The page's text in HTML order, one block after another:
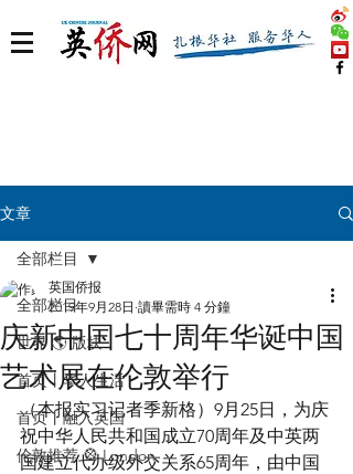
文章
全部栏目
世界 🌎 版块
首页丨华人生活
首页丨融入英国
伦敦推荐 🎡 London
全部栏目
庆新中国七十周年华诞中国
艺术展在伦敦举行
英国侨报
2019年9月28日 讀畢需時 4 分鐘
（本报实习记者季新格）9月25日，为庆
祝中华人民共和国成立70周年及中英两
国建立代办级外交关系65周年，由中国